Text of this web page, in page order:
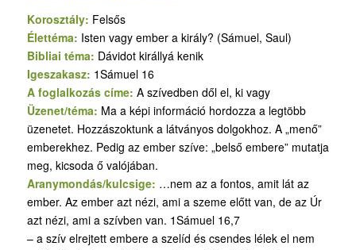
Korosztály: Felsős
Élettéma: Isten vagy ember a király? (Sámuel, Saul)
Bibliai téma: Dávidot királlyá kenik
Igeszakasz: 1Sámuel 16
A foglalkozás címe: A szívedben dől el, ki vagy
Üzenet/téma: Ma a képi információ hordozza a legtöbb
üzenetet. Hozzászoktunk a látványos dolgokhoz. A „menő”
emberekhez. Pedig az ember szíve: „belső embere” mutatja
meg, kicsoda ő valójában.
Aranymondás/kulcsige: …nem az a fontos, amit lát az
ember. Az ember azt nézi, ami a szeme előtt van, de az Úr
azt nézi, ami a szívben van. 1Sámuel 16,7
– a szív elrejtett embere a szelíd és csendes lélek el nem